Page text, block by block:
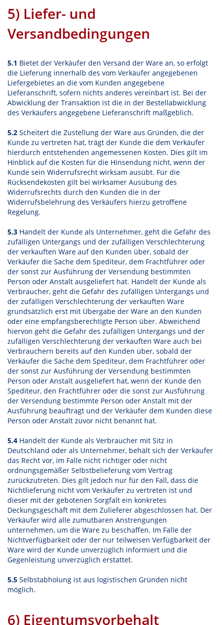
5) Liefer- und
Versandbedingungen
5.1 Bietet der Verkäufer den Versand der Ware an, so erfolgt
die Lieferung innerhalb des vom Verkäufer angegebenen
Liefergebietes an die vom Kunden angegebene
Lieferanschrift, sofern nichts anderes vereinbart ist. Bei der
Abwicklung der Transaktion ist die in der Bestellabwicklung
des Verkäufers angegebene Lieferanschrift maßgeblich.
5.2 Scheitert die Zustellung der Ware aus Gründen, die der
Kunde zu vertreten hat, trägt der Kunde die dem Verkäufer
hierdurch entstehenden angemessenen Kosten. Dies gilt im
Hinblick auf die Kosten für die Hinsendung nicht, wenn der
Kunde sein Widerrufsrecht wirksam ausübt. Für die
Rücksendekosten gilt bei wirksamer Ausübung des
Widerrufsrechts durch den Kunden die in der
Widerrufsbelehrung des Verkäufers hierzu getroffene
Regelung.
5.3 Handelt der Kunde als Unternehmer, geht die Gefahr des
zufälligen Untergangs und der zufälligen Verschlechterung
der verkauften Ware auf den Kunden über, sobald der
Verkäufer die Sache dem Spediteur, dem Frachtführer oder
der sonst zur Ausführung der Versendung bestimmten
Person oder Anstalt ausgeliefert hat. Handelt der Kunde als
Verbraucher, geht die Gefahr des zufälligen Untergangs und
der zufälligen Verschlechterung der verkauften Ware
grundsätzlich erst mit Übergabe der Ware an den Kunden
oder eine empfangsberechtigte Person über. Abweichend
hiervon geht die Gefahr des zufälligen Untergangs und der
zufälligen Verschlechterung der verkauften Ware auch bei
Verbrauchern bereits auf den Kunden über, sobald der
Verkäufer die Sache dem Spediteur, dem Frachtführer oder
der sonst zur Ausführung der Versendung bestimmten
Person oder Anstalt ausgeliefert hat, wenn der Kunde den
Spediteur, den Frachtführer oder die sonst zur Ausführung
der Versendung bestimmte Person oder Anstalt mit der
Ausführung beauftragt und der Verkäufer dem Kunden diese
Person oder Anstalt zuvor nicht benannt hat.
5.4 Handelt der Kunde als Verbraucher mit Sitz in
Deutschland oder als Unternehmer, behält sich der Verkäufer
das Recht vor, im Falle nicht richtiger oder nicht
ordnungsgemäßer Selbstbelieferung vom Vertrag
zurückzutreten. Dies gilt jedoch nur für den Fall, dass die
Nichtlieferung nicht vom Verkäufer zu vertreten ist und
dieser mit der gebotenen Sorgfalt ein konkretes
Deckungsgeschäft mit dem Zulieferer abgeschlossen hat. Der
Verkäufer wird alle zumutbaren Anstrengungen
unternehmen, um die Ware zu beschaffen. Im Falle der
Nichtverfügbarkeit oder der nur teilweisen Verfügbarkeit der
Ware wird der Kunde unverzüglich informiert und die
Gegenleistung unverzüglich erstattet.
5.5 Selbstabholung ist aus logistischen Gründen nicht
möglich.
6) Eigentumsvorbehalt